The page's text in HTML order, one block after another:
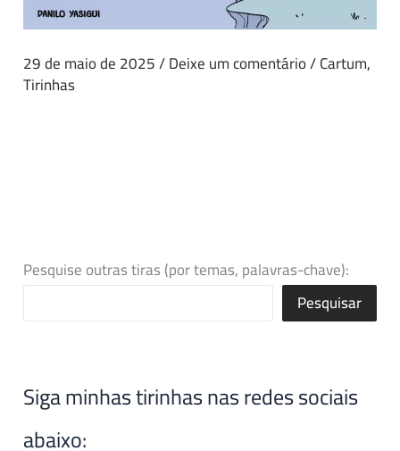
29 de maio de 2025/Deixe um comentário/Cartum,
Tirinhas
Pesquise outras tiras (por temas, palavras-chave):
Pesquisar
Siga minhas tirinhas nas redes sociais
abaixo: